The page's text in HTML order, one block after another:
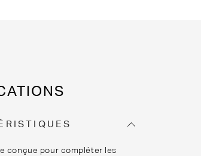
conçue pour compléter les